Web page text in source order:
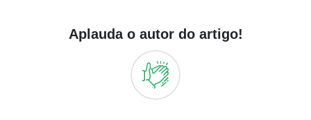
Aplauda o autor do artigo!